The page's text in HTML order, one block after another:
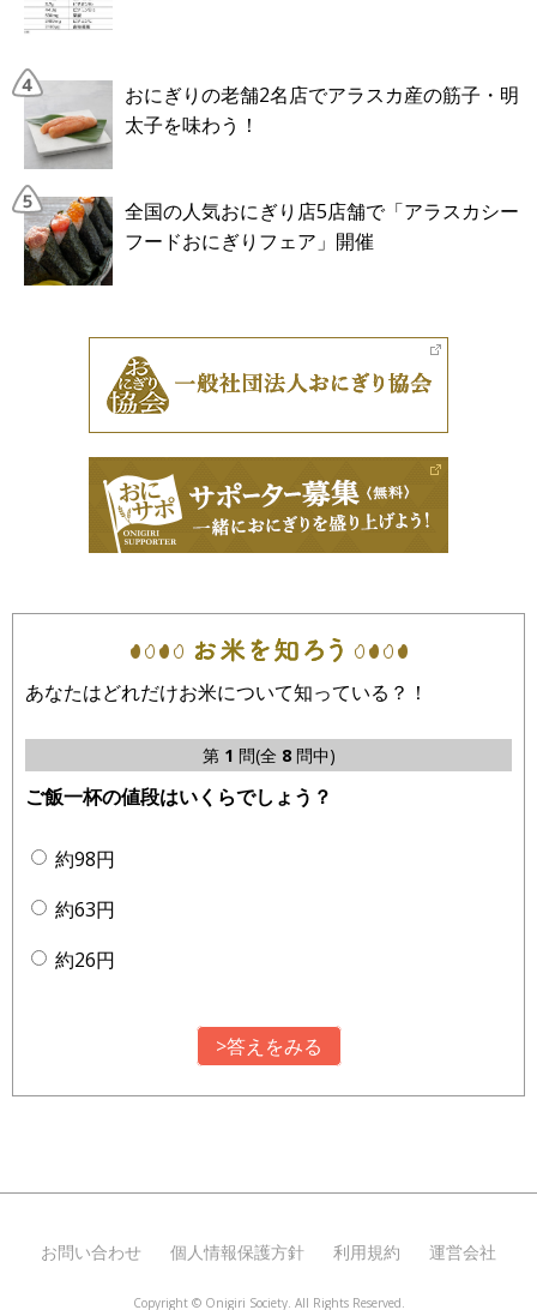
おにぎりの老舗2名店でアラスカ産の筋子・明
太子を味わう！
全国の人気おにぎり店5店舗で「アラスカシー
フードおにぎりフェア」開催
あなたはどれだけお米について知っている？！
第 1 問(全 8問中)
ご飯一杯の値段はいくらでしょう？
約98円
約63円
約26円
>答えをみる
お問い合わせ 個人情報保護方針 利用規約 運営会社
Copyright © Onigiri Society. All Rights Reserved.